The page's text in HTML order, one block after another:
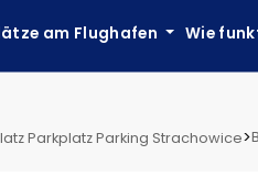
am Flughafen Wie
Parkplatz Parking Strachowice>